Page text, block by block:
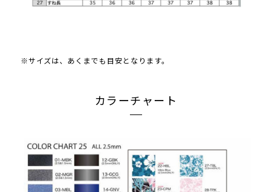
※サイズは、あくまでも目安となります。
カラーチャート